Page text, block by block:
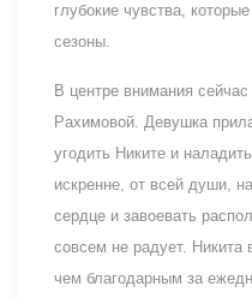
глубокие чувства,
сезоны.
В центре внимания
Рахимовой. Девушка
угодить Никите и
искренне, от всей души,
сердце и завоевать
совсем не радует. Никита
чем благодарным за